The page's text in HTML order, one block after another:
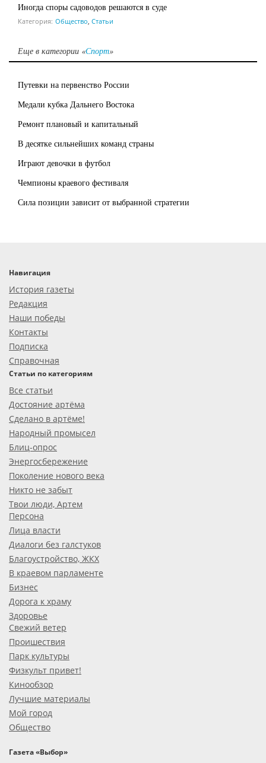
Иногда споры садоводов решаются в суде
Категория: Общество Статьи
Еще в категории «Спорт»
Путевки на первенство России
Медали кубка Дальнего Востока
Ремонт плановый и капитальный
В десятке сильнейших команд страны
Играют девочки в футбол
Чемпионы краевого фестиваля
Сила позиции зависит от выбранной стратегии
Навигация
История газеты
Редакция
Наши победы
Контакты
Подписка
Справочная
Статьи по категориям
Все статьи
Достояние артёма
Сделано в артёме!
Народный промысел
Блиц-опрос
Энергосбережение
Поколение нового века
Никто не забыт
Твои люди, Артем
Персона
Лица власти
Диалоги без галстуков
Благоустройство, ЖКХ
В краевом парламенте
Бизнес
Дорога к храму
Здоровье
Свежий ветер
Проишествия
Парк культуры
Физкульт привет!
Кинообзор
Лучшие материалы
Мой город
Общество
Газета «Выбор»